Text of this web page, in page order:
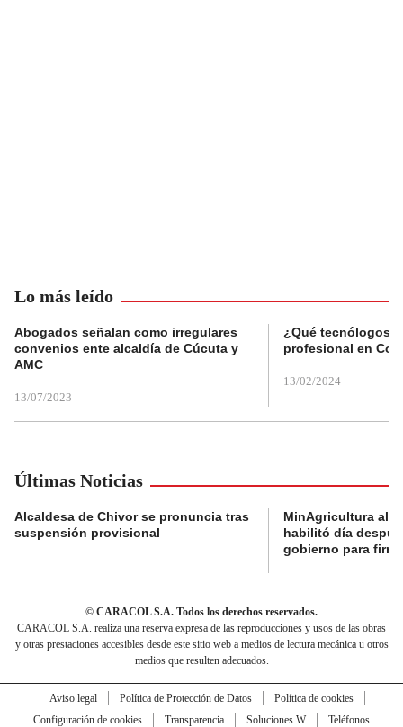
Lo más leído
Abogados señalan como irregulares
convenios ente alcaldía de Cúcuta y
AMC
13/07/2023
¿Qué tecnólogos
profesional en
13/02/2024
Últimas Noticias
Alcaldesa de Chivor se pronuncia tras
suspensión provisional
MinAgricultura
habilitó día
gobierno para
© CARACOL S.A. Todos los derechos reservados.
CARACOL S.A. realiza una reserva expresa de las reproducciones y usos de las obras
y otras prestaciones accesibles desde este sitio web a medios de lectura mecánica u otros
medios que resulten adecuados.
Aviso legal Política de Protección de Datos
Política de cookies
Configuración de cookies
Transparencia Soluciones W
Teléfonos